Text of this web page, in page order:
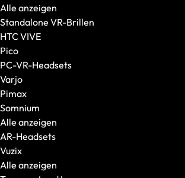
Alle anzeigen
Standalone VR-Brillen
HTC VIVE
Pico
PC-VR-Headsets
Varjo
Pimax
Somnium
Alle anzeigen
AR-Headsets
Vuzix
Alle anzeigen
Laptop-Zubehör
Akkus
Netzteile
Sicherheit und Werkzeuge
Wasserkühlung
Weiteres Zubehör
Dockingstations und Hubs
Webcams
Monitore
XMG